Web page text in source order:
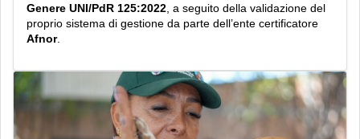
Genere UNI/PdR 125:2022 , a seguito della validazione del
proprio sistema di gestione da parte dell’ente certificatore
Afnor.